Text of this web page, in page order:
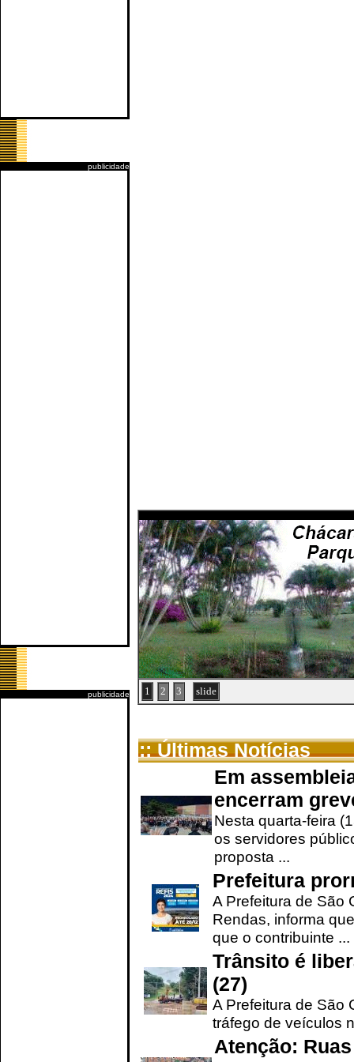
publicidade
publicidade 1 2 3 slide
:: Últimas Notícias
Em
encerram
Nesta quarta-feira
os servidores
proposta ...
Prefeitura
A Prefeitura de São
Rendas, informa
que o contribuinte ...
Trânsito é
(27)
A Prefeitura de São
tráfego de veículos
Atenção: